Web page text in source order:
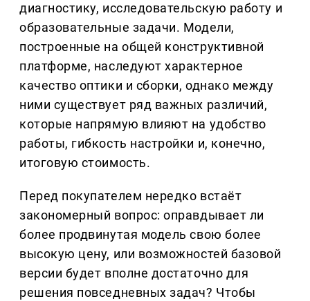
диагностику, исследовательскую работу и
образовательные задачи. Модели,
построенные на общей конструктивной
платформе, наследуют характерное
качество оптики и сборки, однако между
ними существует ряд важных различий,
которые напрямую влияют на удобство
работы, гибкость настройки и, конечно,
итоговую стоимость.
Перед покупателем нередко встаёт
закономерный вопрос: оправдывает ли
более продвинутая модель свою более
высокую цену, или возможностей базовой
версии будет вполне достаточно для
решения повседневных задач? Чтобы